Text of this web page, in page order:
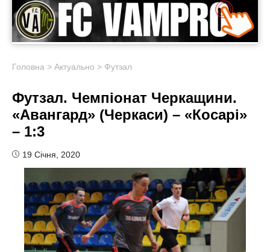
Головна > Актуально > Футзал
Футзал. Чемпіонат Черкащини.
«Авангард» (Черкаси) – «Косарі»
– 1:3
19 Січня, 2020